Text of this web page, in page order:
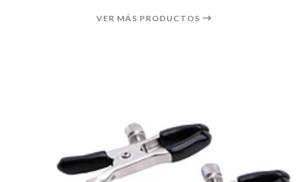
VER MÁS PRODUCTOS